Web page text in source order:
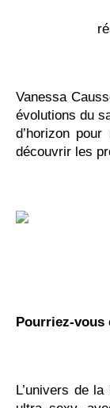
Vanessa
évolutions du
d’horizon
découvrir les
Pourriez-vous
L’univers de